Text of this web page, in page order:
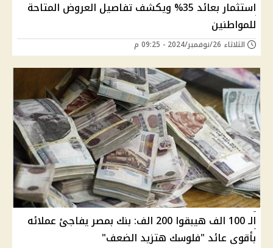
استثمار بعائد 35% ويكشف تفاصيل العروض المتاحة
للمواطنين
الثلاثاء 26/نوفمبر/2024 - 09:25 م
الـ 100 الف هيبقوا 200 الف: بنك بمصر يفاجئ عملائه
بأقوى عائد "فلوسك هتزيد الضعف"